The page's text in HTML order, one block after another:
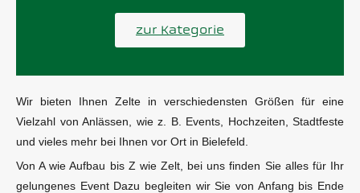
zur Kategorie
Wir bieten Ihnen Zelte in verschiedensten Größen für eine
Vielzahl von Anlässen, wie z. B. Events, Hochzeiten, Stadtfeste
und vieles mehr bei Ihnen vor Ort in Bielefeld.
Von A wie Aufbau bis Z wie Zelt, bei uns finden Sie alles für Ihr
gelungenes Event Dazu begleiten wir Sie von Anfang bis Ende